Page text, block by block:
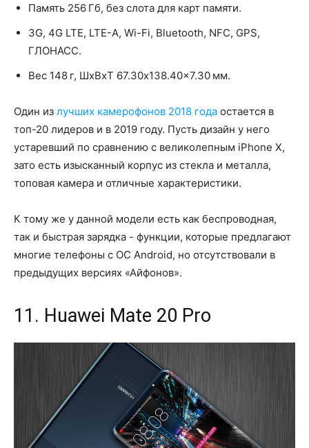
Память 256 Гб, без слота для карт памяти.
3G, 4G LTE, LTE-A, Wi-Fi, Bluetooth, NFC, GPS,
ГЛОНАСС.
Вес 148 г, ШxВxТ 67.30x138.40x7.30 мм.
Один из лучших камерофонов 2018 года остается в
топ-20 лидеров и в 2019 году. Пусть дизайн у него
устаревший по сравнению с великолепным iPhone X,
зато есть изысканный корпус из стекла и металла,
топовая камера и отличные характеристики.
К тому же у данной модели есть как беспроводная,
так и быстрая зарядка - функции, которые предлагают
многие телефоны с ОС Android, но отсутствовали в
предыдущих версиях «Айфонов».
11. Huawei Mate 20 Pro